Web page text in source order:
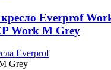
Everprof
Work M Grey
Everprof
Grey